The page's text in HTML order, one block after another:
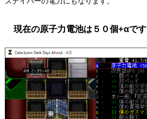
現在の原子力電池は５０個+αです